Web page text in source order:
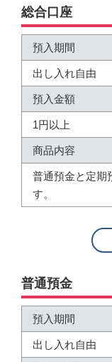
総合口座
預入期間
出し入れ自由
預入金額
1円以上
商品内容
普通預金と定期
す。
普通預金
預入期間
出し入れ自由